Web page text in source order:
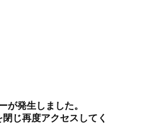
が発生しました。
じ再度アクセスしてく